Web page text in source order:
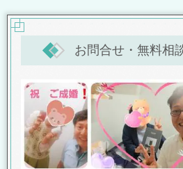
お問合せ・無料相